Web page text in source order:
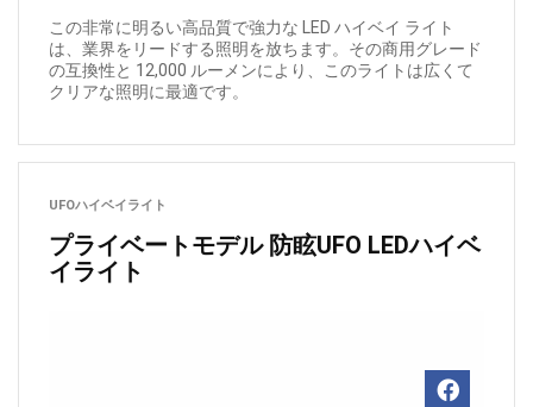
この非常に明るい高品質で強力な LED ハイベイ ライト
は、業界をリードする照明を放ちます。その商用グレード
の互換性と 12,000 ルーメンにより、このライトは広くて
クリアな照明に最適です。
UFOハイベイライト
プライベートモデル 防眩UFO LEDハイベ
イライト